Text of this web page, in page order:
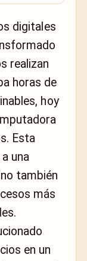
digitales
realizan
horas de
hoy
Esta
una
también
más
en un